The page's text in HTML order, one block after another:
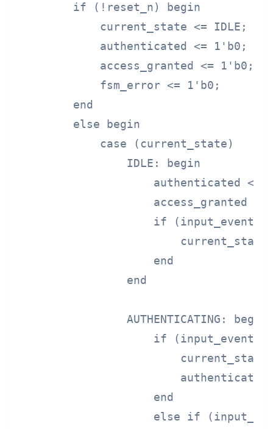
        if (!reset_n) begin
            current_state <= IDLE;
            authenticated <= 1'b0;
            access_granted <= 1'b0;
            fsm_error <= 1'b0;
        end
        else begin
            case (current_state)
                IDLE: begin
authenticated <=
access_granted <=
if (input_event
current_state
                    end
                end
                AUTHENTICATING: begin
if (input_event
current_state
authenticated
                    end
else if